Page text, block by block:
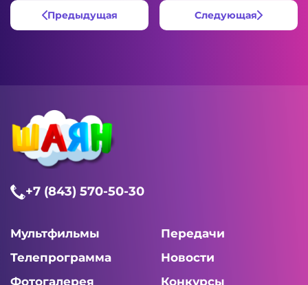
Предыдущая Следующая
+7 (843) 570-50-30
Мультфильмы
Передачи
Телепрограмма
Новости
Фотогалерея
Конкурсы